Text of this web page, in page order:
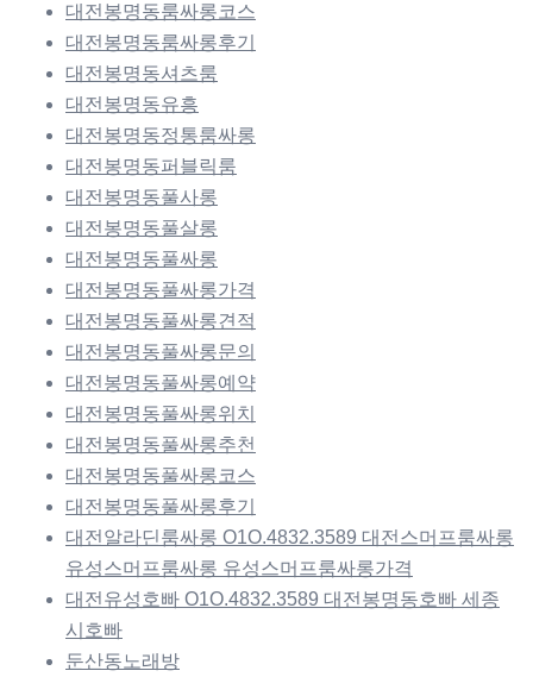
대전봉명동룸싸롱코스
대전봉명동룸싸롱후기
대전봉명동셔츠룸
대전봉명동유흥
대전봉명동정통룸싸롱
대전봉명동퍼블릭룸
대전봉명동풀사롱
대전봉명동풀살롱
대전봉명동풀싸롱
대전봉명동풀싸롱가격
대전봉명동풀싸롱견적
대전봉명동풀싸롱문의
대전봉명동풀싸롱예약
대전봉명동풀싸롱위치
대전봉명동풀싸롱추천
대전봉명동풀싸롱코스
대전봉명동풀싸롱후기
대전알라딘룸싸롱 O1O.4832.3589 대전스머프룸싸롱
유성스머프룸싸롱 유성스머프룸싸롱가격
대전유성호빠 O1O.4832.3589 대전봉명동호빠 세종
시호빠
둔산동노래방